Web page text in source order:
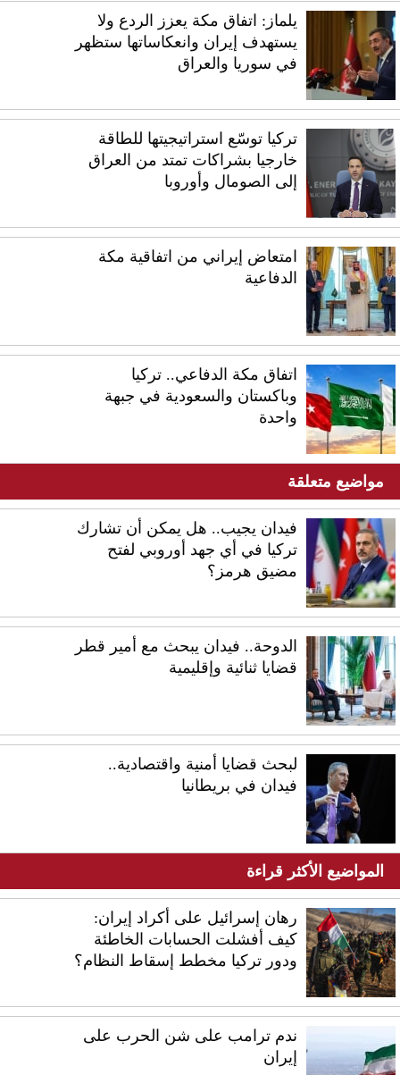
يلماز: اتفاق مكة يعزز الردع ولا
يستهدف إيران وانعكاساتها ستظهر
في سوريا والعراق
تركيا توسّع استراتيجيتها للطاقة
خارجيا بشراكات تمتد من العراق
إلى الصومال وأوروبا
امتعاض إيراني من اتفاقية مكة
الدفاعية
اتفاق مكة الدفاعي.. تركيا
وباكستان والسعودية في جبهة
واحدة
مواضيع متعلقة
فيدان يجيب.. هل يمكن أن تشارك
تركيا في أي جهد أوروبي لفتح
مضيق هرمز؟
الدوحة.. فيدان يبحث مع أمير قطر
قضايا ثنائية وإقليمية
لبحث قضايا أمنية واقتصادية..
فيدان في بريطانيا
المواضيع الأكثر قراءة
رهان إسرائيل على أكراد إيران:
كيف أفشلت الحسابات الخاطئة
ودور تركيا مخطط إسقاط النظام؟
ندم ترامب على شن الحرب على
إيران